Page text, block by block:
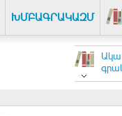
ԽՄԲԱԳՐԱԿԱԶՄ